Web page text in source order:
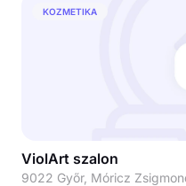
KOZMETIKA
ViolArt szalon
9022 Győr, Móricz